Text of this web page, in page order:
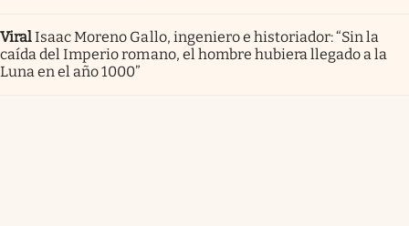
ViralIsaac Moreno Gallo, ingeniero e historiador: “Sin la
caída del Imperio romano, el hombre hubiera llegado a la
Luna en el año 1000”